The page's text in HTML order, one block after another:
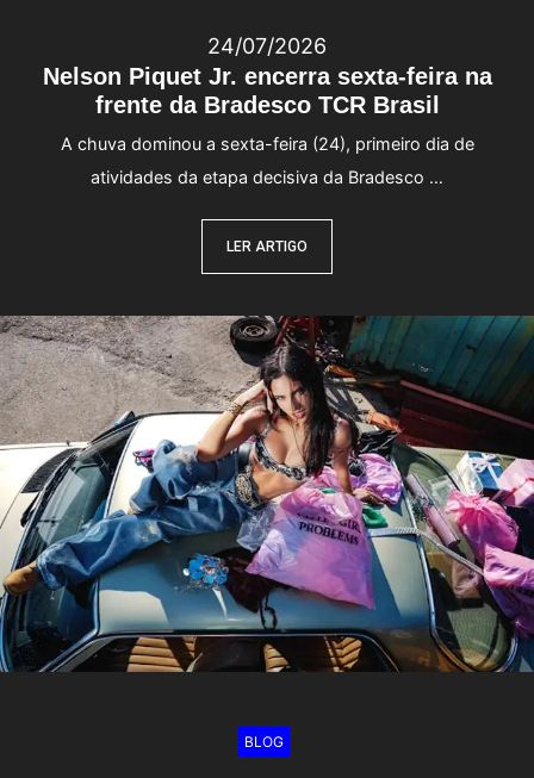
Nelson Piquet Jr. encerra sexta-feira na
frente da Bradesco TCR Brasil
24/07/2026
A chuva dominou a sexta-feira (24), primeiro dia de
atividades da etapa decisiva da Bradesco …
LER ARTIGO
BLOG